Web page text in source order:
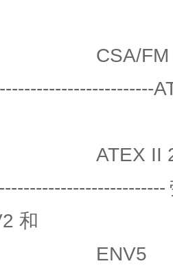
Class
II 2 D
和